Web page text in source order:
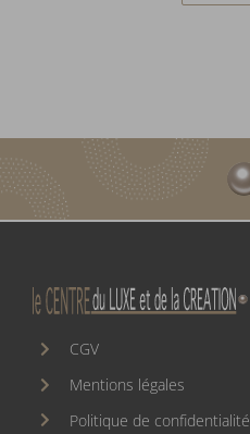
CGV
Mentions légales
Politique de confidentialité